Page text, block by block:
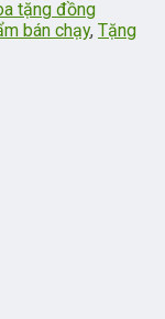
tặng đồng
bán chạy, Tặng